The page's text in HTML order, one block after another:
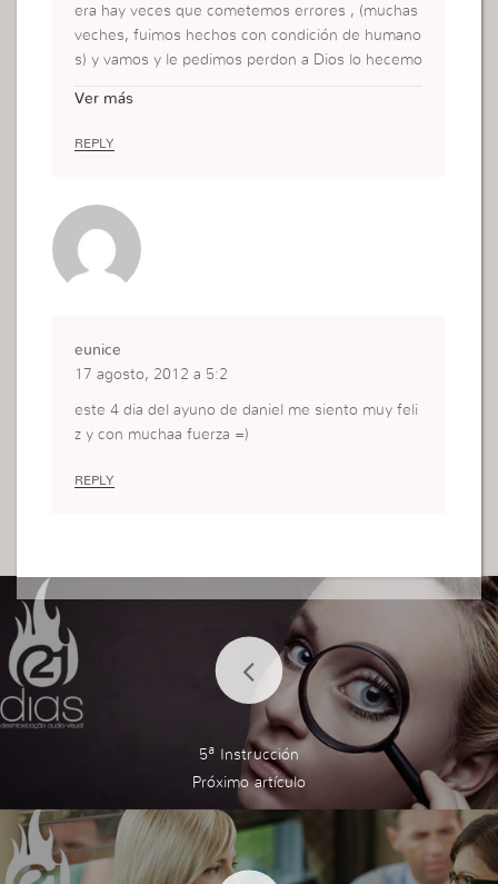
era hay veces que cometemos errores , (muchas
veches, fuimos hechos con condición de humano
s) y vamos y le pedimos perdon a Dios lo hecemo
siempre y cuando fuesemos totalmente sinceros,
y es totalmente cierto. Confiemos con todas nue
stras fuerzas El nunca falla.
EN LA FE
Ver más
REPLY
eunice
17 agosto, 2012 a 5:2
este 4 dia del ayuno de daniel me siento muy feli
z y con muchaa fuerza =)
REPLY
5ª Instrucción